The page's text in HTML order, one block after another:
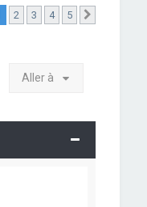
2 3 4 5
Aller à